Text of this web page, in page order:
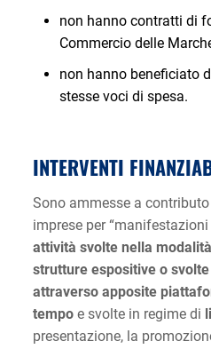
non hanno contratti di
Commercio delle
non hanno beneficiato
stesse voci di spesa.
INTERVENTI
Sono ammesse a
imprese per
attività svolte nella
strutture espositive o
attraverso apposite
tempoe svolte in regime di
presentazione, la